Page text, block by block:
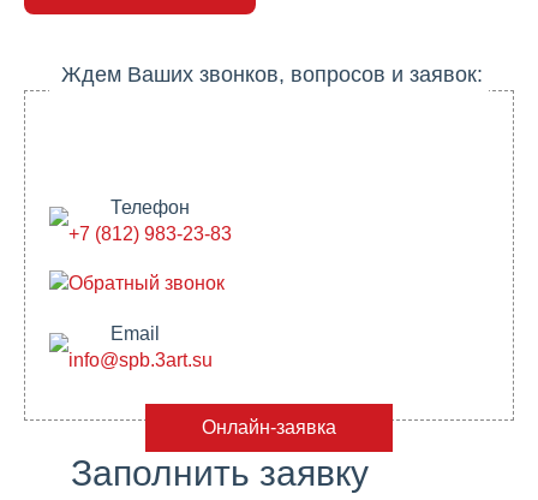
Ждем Ваших звонков, вопросов и заявок:
Телефон
+7 (812) 983-23-83
Обратный звонок
Email
info@spb.3art.su
Онлайн-заявка
Заполнить заявку